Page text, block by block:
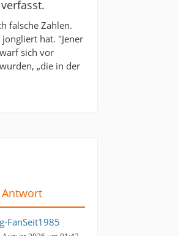
verfasst.
falsche Zahlen.
hat. "Jener
sich vor
„die in der
Antwort
FanSeit1985